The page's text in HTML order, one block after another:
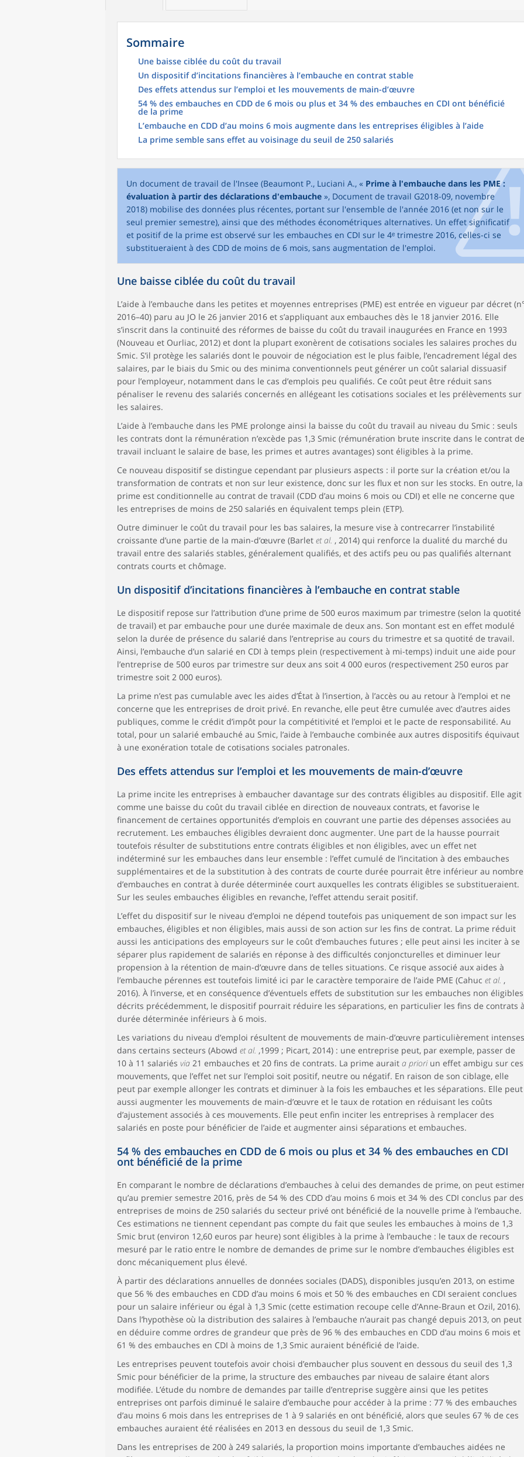
Sommaire
Une baisse ciblée du coût du travail
Un dispositif d’incitations financières à l’embauche en contrat stable
Des effets attendus sur l’emploi et les mouvements de main-d’œuvre
54 % des embauches en CDD de 6 mois ou plus et 34 % des embauches en CDI ont bénéficié
de la prime
L’embauche en CDD d’au moins 6 mois augmente dans les entreprises éligibles à l’aide
La prime semble sans effet au voisinage du seuil de 250 salariés
Un document de travail de l'Insee (Beaumont P., Luciani A., « Prime à l'embauche dans les PME :
évaluation à partir des déclarations d'embauche », Document de travail G2018-09, novembre
2018) mobilise des données plus récentes, portant sur l'ensemble de l'année 2016 (et non sur le
seul premier semestre), ainsi que des méthodes économétriques alternatives. Un effet significatif
et positif de la prime est observé sur les embauches en CDI sur le 4ᵉ trimestre 2016, celles-ci se
substitueraient à des CDD de moins de 6 mois, sans augmentation de l'emploi.
Une baisse ciblée du coût du travail
L’aide à l’embauche dans les petites et moyennes entreprises (PME) est entrée en vigueur par décret
2016–40) paru au JO le 26 janvier 2016 et s’appliquant aux embauches dès le 18 janvier 2016. Elle
s’inscrit dans la continuité des réformes de baisse du coût du travail inaugurées en France en 1993
(Nouveau et Ourliac, 2012) et dont la plupart exonèrent de cotisations sociales les salaires proches du
Smic. S’il protège les salariés dont le pouvoir de négociation est le plus faible, l’encadrement légal des
salaires, par le biais du Smic ou des minima conventionnels peut générer un coût salarial dissuasif
pour l’employeur, notamment dans le cas d’emplois peu qualifiés. Ce coût peut être réduit sans
pénaliser le revenu des salariés concernés en allégeant les cotisations sociales et les prélèvements sur
les salaires.
L’aide à l’embauche dans les PME prolonge ainsi la baisse du coût du travail au niveau du Smic : seuls
les contrats dont la rémunération n’excède pas 1,3 Smic (rémunération brute inscrite dans le contrat de
travail incluant le salaire de base, les primes et autres avantages) sont éligibles à la prime.
Ce nouveau dispositif se distingue cependant par plusieurs aspects : il porte sur la création et/ou la
transformation de contrats et non sur leur existence, donc sur les flux et non sur les stocks. En outre, la
prime est conditionnelle au contrat de travail (CDD d’au moins 6 mois ou CDI) et elle ne concerne que
les entreprises de moins de 250 salariés en équivalent temps plein (ETP).
Outre diminuer le coût du travail pour les bas salaires, la mesure vise à contrecarrer l’instabilité
croissante d’une partie de la main-d’œuvre (Barlet et al. , 2014) qui renforce la dualité du marché du
travail entre des salariés stables, généralement qualifiés, et des actifs peu ou pas qualifiés alternant
contrats courts et chômage.
Un dispositif d’incitations financières à l’embauche en contrat stable
Le dispositif repose sur l’attribution d’une prime de 500 euros maximum par trimestre (selon la quotité
de travail) et par embauche pour une durée maximale de deux ans. Son montant est en effet modulé
selon la durée de présence du salarié dans l’entreprise au cours du trimestre et sa quotité de travail.
Ainsi, l’embauche d’un salarié en CDI à temps plein (respectivement à mi-temps) induit une aide pour
l’entreprise de 500 euros par trimestre sur deux ans soit 4 000 euros (respectivement 250 euros par
trimestre soit 2 000 euros).
La prime n’est pas cumulable avec les aides d’État à l’insertion, à l’accès ou au retour à l’emploi et ne
concerne que les entreprises de droit privé. En revanche, elle peut être cumulée avec d’autres aides
publiques, comme le crédit d’impôt pour la compétitivité et l’emploi et le pacte de responsabilité. Au
total, pour un salarié embauché au Smic, l’aide à l’embauche combinée aux autres dispositifs équivaut
à une exonération totale de cotisations sociales patronales.
Des effets attendus sur l’emploi et les mouvements de main-d’œuvre
La prime incite les entreprises à embaucher davantage sur des contrats éligibles au dispositif. Elle agit
comme une baisse du coût du travail ciblée en direction de nouveaux contrats, et favorise le
financement de certaines opportunités d’emplois en couvrant une partie des dépenses associées au
recrutement. Les embauches éligibles devraient donc augmenter. Une part de la hausse pourrait
toutefois résulter de substitutions entre contrats éligibles et non éligibles, avec un effet net
indéterminé sur les embauches dans leur ensemble : l’effet cumulé de l’incitation à des embauches
supplémentaires et de la substitution à des contrats de courte durée pourrait être inférieur au nombre
d’embauches en contrat à durée déterminée court auxquelles les contrats éligibles se substitueraient.
Sur les seules embauches éligibles en revanche, l’effet attendu serait positif.
L’effet du dispositif sur le niveau d’emploi ne dépend toutefois pas uniquement de son impact sur les
embauches, éligibles et non éligibles, mais aussi de son action sur les fins de contrat. La prime réduit
aussi les anticipations des employeurs sur le coût d’embauches futures ; elle peut ainsi les inciter à se
séparer plus rapidement de salariés en réponse à des difficultés conjoncturelles et diminuer leur
propension à la rétention de main-d’œuvre dans de telles situations. Ce risque associé aux aides à
l’embauche pérennes est toutefois limité ici par le caractère temporaire de l’aide PME (Cahuc et al. ,
2016). À l’inverse, et en conséquence d’éventuels effets de substitution sur les embauches non éligibles
décrits précédemment, le dispositif pourrait réduire les séparations, en particulier les fins de contrats
durée déterminée inférieurs à 6 mois.
Les variations du niveau d’emploi résultent de mouvements de main-d’œuvre particulièrement intenses
dans certains secteurs (Abowd et al. ,1999 ; Picart, 2014) : une entreprise peut, par exemple, passer de
10 à 11 salariés via 21 embauches et 20 fins de contrats. La prime aurait a priori un effet ambigu sur ces
mouvements, que l’effet net sur l’emploi soit positif, neutre ou négatif. En raison de son ciblage, elle
peut par exemple allonger les contrats et diminuer à la fois les embauches et les séparations. Elle peut
aussi augmenter les mouvements de main-d’œuvre et le taux de rotation en réduisant les coûts
d’ajustement associés à ces mouvements. Elle peut enfin inciter les entreprises à remplacer des
salariés en poste pour bénéficier de l’aide et augmenter ainsi séparations et embauches.
54 % des embauches en CDD de 6 mois ou plus et 34 % des embauches en CDI
ont bénéficié de la prime
En comparant le nombre de déclarations d’embauches à celui des demandes de prime, on peut
qu’au premier semestre 2016, près de 54 % des CDD d’au moins 6 mois et 34 % des CDI conclus par des
entreprises de moins de 250 salariés du secteur privé ont bénéficié de la nouvelle prime à l’embauche.
Ces estimations ne tiennent cependant pas compte du fait que seules les embauches à moins de 1,3
Smic brut (environ 12,60 euros par heure) sont éligibles à la prime à l’embauche : le taux de recours
mesuré par le ratio entre le nombre de demandes de prime sur le nombre d’embauches éligibles est
donc mécaniquement plus élevé.
À partir des déclarations annuelles de données sociales (DADS), disponibles jusqu’en 2013, on estime
que 56 % des embauches en CDD d’au moins 6 mois et 50 % des embauches en CDI seraient conclues
pour un salaire inférieur ou égal à 1,3 Smic (cette estimation recoupe celle d’Anne-Braun et Ozil, 2016).
Dans l’hypothèse où la distribution des salaires à l’embauche n’aurait pas changé depuis 2013, on peut
en déduire comme ordres de grandeur que près de 96 % des embauches en CDD d’au moins 6 mois et
61 % des embauches en CDI à moins de 1,3 Smic auraient bénéficié de l’aide.
Les entreprises peuvent toutefois avoir choisi d’embaucher plus souvent en dessous du seuil des 1,3
Smic pour bénéficier de la prime, la structure des embauches par niveau de salaire étant alors
modifiée. L’étude du nombre de demandes par taille d’entreprise suggère ainsi que les petites
entreprises ont parfois diminué le salaire d’embauche pour accéder à la prime : 77 % des embauches
d’au moins 6 mois dans les entreprises de 1 à 9 salariés en ont bénéficié, alors que seules 67 % de ces
embauches auraient été réalisées en 2013 en dessous du seuil de 1,3 Smic.
Dans les entreprises de 200 à 249 salariés, la proportion moins importante d’embauches aidées ne